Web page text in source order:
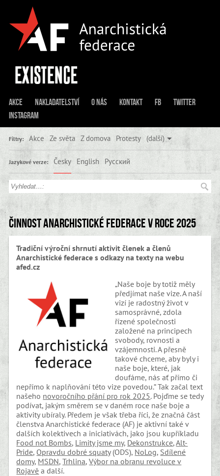
Akce Nakladatelství O nás Kontakt FB
Twitter
Instagram
Filtry: Akce Ze světa Z domova Protesty (další)
Jazykové verze: Česky English Русский
Činnost Anarchistické federace v roce 2025
Tradiční výroční shrnutí aktivit členek a členů
Anarchistické federace s odkazy na texty na webu
afed.cz
„Naše boje by totiž měly
předjímat naše vize. A naší
vizí je radostný život v
samosprávné, zdola
řízené společnosti
založené na principech
svobody, rovnosti a
vzájemnosti. A přesně
takové chceme, aby byly i
naše boje, které, jak
doufáme, nás ať přímo či
nepřímo k naplňování této vize povedou.“ Tak začal text
našeho novoročního přání pro rok 2025. Pojďme se tedy
podívat, jakým směrem se v daném roce naše boje a
aktivity ubíraly. Předem je však třeba říci, že značná část
členstva Anarchistické federace (AF) je aktivní také v
dalších kolektivech a iniciativách, jako jsou kupříkladu
Food not Bombs, Limity jsme my, Dekonstrukce,Alt-
Pride, Opravdu dobré squaty(ODS), NoLog, Sdílené
domy, MSDN,Trhlina,Výbor na obranu revoluce v
Rojavě a další.